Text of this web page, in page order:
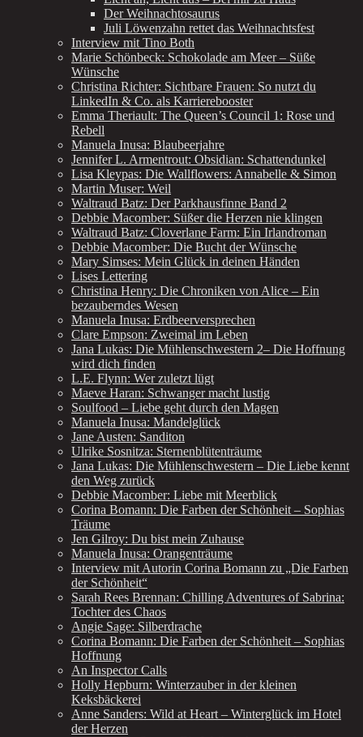
Der Weihnachtosaurus
Juli Löwenzahn rettet das Weihnachtsfest
Interview mit Tino Both
Marie Schönbeck: Schokolade am Meer – Süße
Wünsche
Christina Richter: Sichtbare Frauen: So nutzt du
LinkedIn & Co. als Karrierebooster
Emma Theriault: The Queen’s Council 1: Rose und
Rebell
Manuela Inusa: Blaubeerjahre
Jennifer L. Armentrout: Obsidian: Schattendunkel
Lisa Kleypas: Die Wallflowers: Annabelle & Simon
Martin Muser: Weil
Waltraud Batz: Der Parkhausfinne Band 2
Debbie Macomber: Süßer die Herzen nie klingen
Waltraud Batz: Cloverlane Farm: Ein Irlandroman
Debbie Macomber: Die Bucht der Wünsche
Mary Simses: Mein Glück in deinen Händen
Lises Lettering
Christina Henry: Die Chroniken von Alice – Ein
bezauberndes Wesen
Manuela Inusa: Erdbeerversprechen
Clare Empson: Zweimal im Leben
Jana Lukas: Die Mühlenschwestern 2– Die Hoffnung
wird dich finden
L.E. Flynn: Wer zuletzt lügt
Maeve Haran: Schwanger macht lustig
Soulfood – Liebe geht durch den Magen
Manuela Inusa: Mandelglück
Jane Austen: Sanditon
Ulrike Sosnitza: Sternenblütenträume
Jana Lukas: Die Mühlenschwestern – Die Liebe kennt
den Weg zurück
Debbie Macomber: Liebe mit Meerblick
Corina Bomann: Die Farben der Schönheit – Sophias
Träume
Jen Gilroy: Du bist mein Zuhause
Manuela Inusa: Orangenträume
Interview mit Autorin Corina Bomann zu „Die Farben
der Schönheit“
Sarah Rees Brennan: Chilling Adventures of Sabrina:
Tochter des Chaos
Angie Sage: Silberdrache
Corina Bomann: Die Farben der Schönheit – Sophias
Hoffnung
An Inspector Calls
Holly Hepburn: Winterzauber in der kleinen
Keksbäckerei
Anne Sanders: Wild at Heart – Winterglück im Hotel
der Herzen